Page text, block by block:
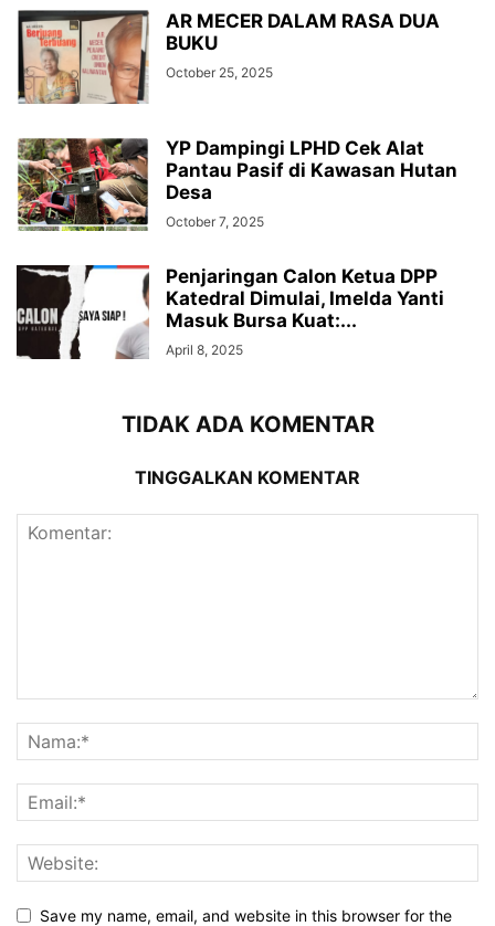
AR MECER DALAM RASA DUA
BUKU
October 25, 2025
YP Dampingi LPHD Cek Alat
Pantau Pasif di Kawasan Hutan
Desa
October 7, 2025
Penjaringan Calon Ketua DPP
Katedral Dimulai, Imelda Yanti
Masuk Bursa Kuat:...
April 8, 2025
TIDAK ADA KOMENTAR
TINGGALKAN KOMENTAR
Save my name, email, and website in this browser for the